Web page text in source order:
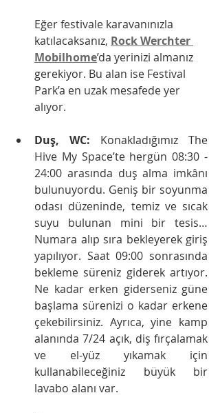
Eğer festivale karavanınızla
katılacaksanız, Rock Werchter
Mobilhome’da yerinizi almanız
gerekiyor. Bu alan ise Festival
Park’a en uzak mesafede yer
alıyor.
Duş, WC: Konakladığımız The
Hive My Space’te hergün 08:30 -
24:00 arasında duş alma imkânı
bulunuyordu. Geniş bir soyunma
odası düzeninde, temiz ve sıcak
suyu bulunan mini bir tesis…
Numara alıp sıra bekleyerek giriş
yapılıyor. Saat 09:00 sonrasında
bekleme süreniz giderek artıyor.
Ne kadar erken giderseniz güne
başlama sürenizi o kadar erkene
çekebilirsiniz. Ayrıca, yine kamp
alanında 7/24 açık, diş fırçalamak
ve el-yüz yıkamak için
kullanabileceğiniz büyük bir
lavabo alanı var.